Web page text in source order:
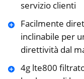
servizio clienti
Facilmente
inclinabile per
direttività dal
4g lte800